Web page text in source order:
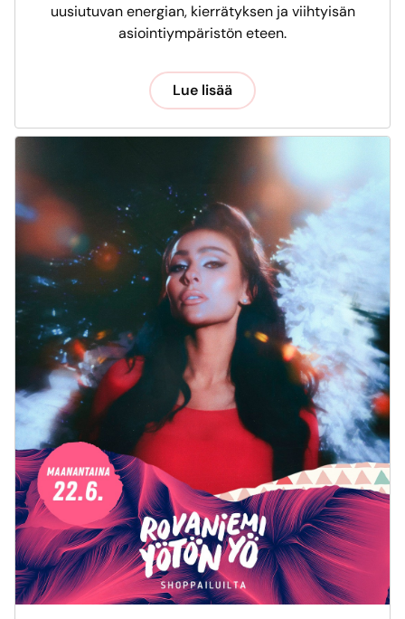
uusiutuvan energian, kierrätyksen ja viihtyisän
asiointiympäristön eteen.
Lue lisää